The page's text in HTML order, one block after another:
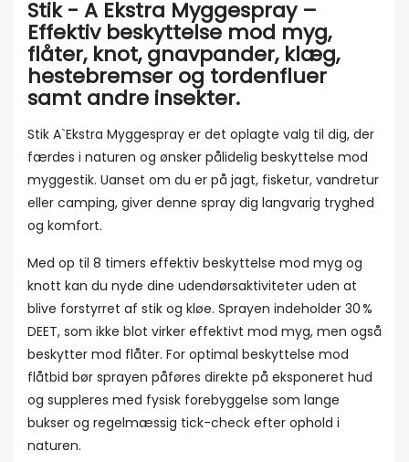
Stik - A Ekstra Myggespray –
Effektiv beskyttelse mod myg,
flåter, knot, gnavpander, klæg,
hestebremser og tordenfluer
samt andre insekter.
Stik A`Ekstra Myggespray er det oplagte valg til dig, der
færdes i naturen og ønsker pålidelig beskyttelse mod
myggestik. Uanset om du er på jagt, fisketur, vandretur
eller camping, giver denne spray dig langvarig tryghed
og komfort.
Med op til 8 timers effektiv beskyttelse mod myg og
knott kan du nyde dine udendørsaktiviteter uden at
blive forstyrret af stik og kløe. Sprayen indeholder 30 %
DEET, som ikke blot virker effektivt mod myg, men også
beskytter mod flåter. For optimal beskyttelse mod
flåtbid bør sprayen påføres direkte på eksponeret hud
og suppleres med fysisk forebyggelse som lange
bukser og regelmæssig tick-check efter ophold i
naturen.